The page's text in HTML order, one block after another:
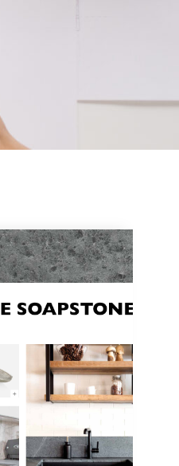
et marches